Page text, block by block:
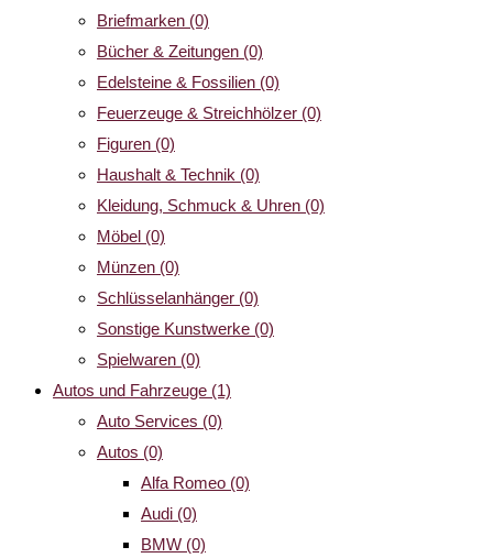
Briefmarken (0)
Bücher & Zeitungen (0)
Edelsteine & Fossilien (0)
Feuerzeuge & Streichhölzer (0)
Figuren (0)
Haushalt & Technik (0)
Kleidung, Schmuck & Uhren (0)
Möbel (0)
Münzen (0)
Schlüsselanhänger (0)
Sonstige Kunstwerke (0)
Spielwaren (0)
Autos und Fahrzeuge (1)
Auto Services (0)
Autos (0)
Alfa Romeo (0)
Audi (0)
BMW (0)